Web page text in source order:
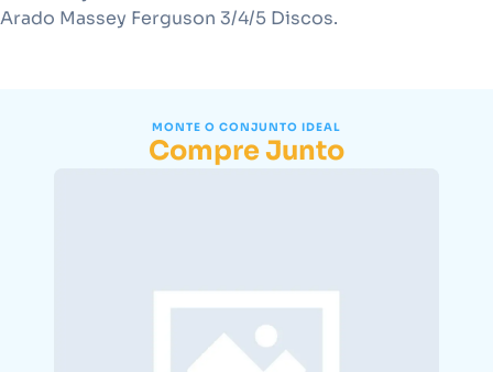
Arado Massey Ferguson 3/4/5 Discos.
MONTE O CONJUNTO IDEAL
Compre Junto